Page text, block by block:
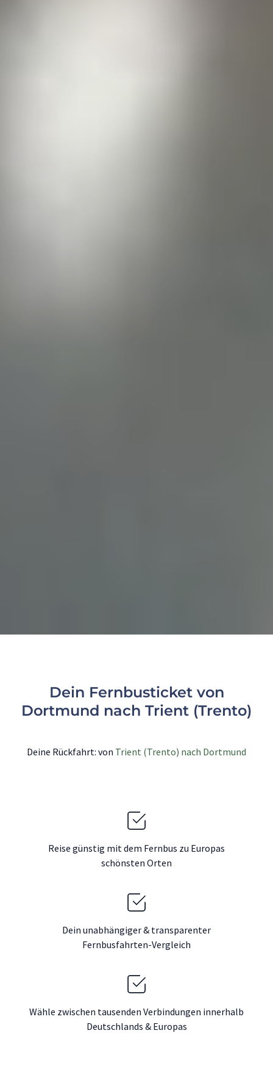
Dein Fernbusticket von
Dortmund nach Trient (Trento)
Deine Rückfahrt: von Trient (Trento) nach Dortmund
Reise günstig mit dem Fernbus zu Europas
schönsten Orten
Dein unabhängiger & transparenter
Fernbusfahrten-Vergleich
Wähle zwischen tausenden Verbindungen innerhalb
Deutschlands & Europas